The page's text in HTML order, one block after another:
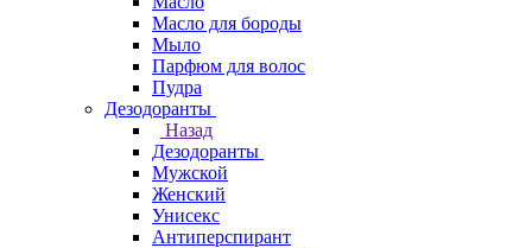
Масло для бороды
Мыло
Парфюм для волос
Пудра
Дезодоранты
Назад
Дезодоранты
Мужской
Женский
Унисекс
Антиперспирант